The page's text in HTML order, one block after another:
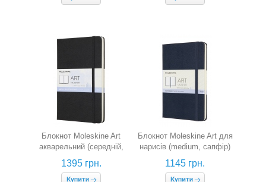
Блокнот Moleskine Art
акварельний (середній,
чорний)
1395 грн.
Блокнот Moleskine Art для
нарисів (medium, сапфір)
1145 грн.